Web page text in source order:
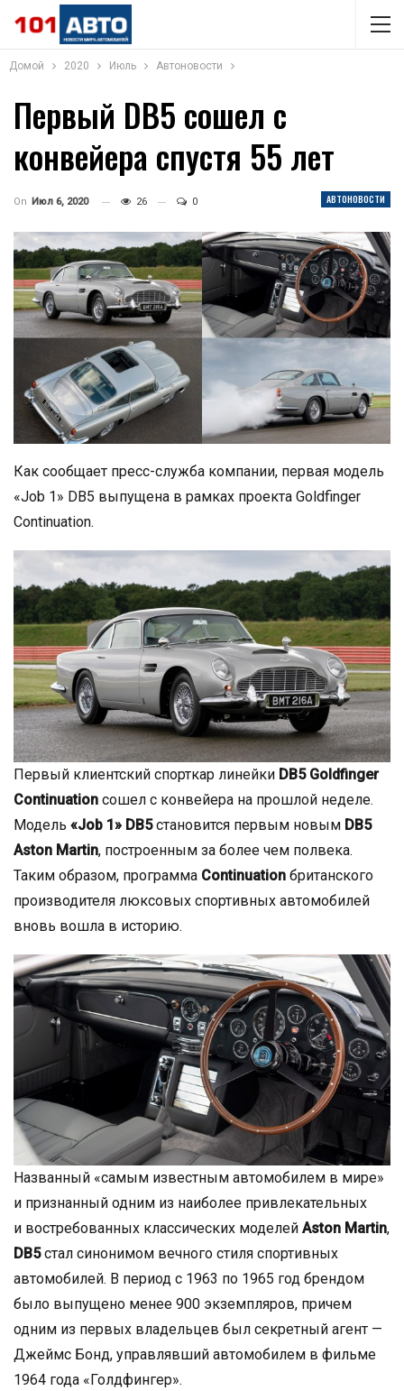
Домой 2020 Июль Автоновости
Первый DB5 сошел с
конвейера спустя 55 лет
АВТОНОВОСТИ
On Июл 6, 2020 26 0
Как сообщает пресс-служба компании, первая модель
«Job 1» DB5 выпущена в рамках проекта Goldfinger
Continuation.
Первый клиентский спорткар линейки DB5 Goldfinger
Continuation сошел с конвейера на прошлой неделе.
Модель «Job 1» DB5становится первым новым DB5
Aston Martin, построенным за более чем полвека.
Таким образом, программа Continuation британского
производителя люксовых спортивных автомобилей
вновь вошла в историю.
Названный «самым известным автомобилем в мире»
и признанный одним из наиболее привлекательных
и востребованных классических моделей Aston Martin,
DB5стал синонимом вечного стиля спортивных
автомобилей. В период с 1963 по 1965 год брендом
было выпущено менее 900 экземпляров, причем
одним из первых владельцев был секретный агент —
Джеймс Бонд, управлявший автомобилем в фильме
1964 года «Голдфингер».